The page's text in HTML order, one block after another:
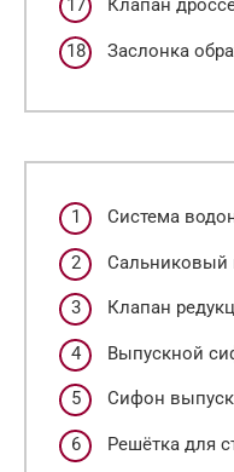
Клапан
Заслонка
Система
Сальниковый
Клапан
Выпускной
Сифон
Решётка для